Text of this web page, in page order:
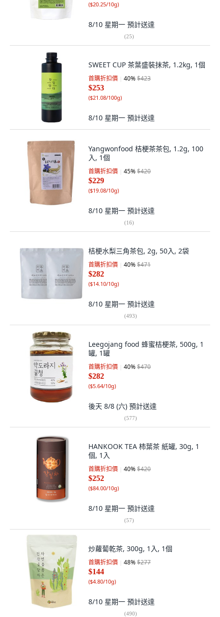
($20.25/10g)
8/10 星期一 預計送達
(25)
SWEET CUP 茶葉盛裝抹茶, 1.2kg, 1個
首購折扣價 40%$423
$253
($21.08/100g)
8/10 星期一 預計送達
Yangwonfood 桔梗茶茶包, 1.2g, 100
入, 1個
首購折扣價 45%$420
$229
($19.08/10g)
8/10 星期一 預計送達
(16)
桔梗水梨三角茶包, 2g, 50入, 2袋
首購折扣價 40%$471
$282
($14.10/10g)
8/10 星期一 預計送達
(493)
Leegojang food 蜂蜜桔梗茶, 500g, 1
罐, 1罐
首購折扣價 40%$470
$282
($5.64/10g)
後天 8/8 (六) 預計送達
(577)
HANKOOK TEA 柿葉茶 紙罐, 30g, 1
個, 1入
首購折扣價 40%$420
$252
($84.00/10g)
8/10 星期一 預計送達
(57)
炒蘿蔔乾茶, 300g, 1入, 1個
首購折扣價 48%$277
$144
($4.80/10g)
8/10 星期一 預計送達
(490)